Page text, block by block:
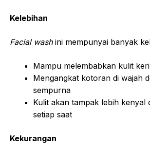
Kelebihan
Facial wash ini mempunyai banyak
Mampu melembabkan kulit
Mengangkat kotoran di wajah
sempurna
Kulit akan tampak lebih kenyal
setiap saat
Kekurangan